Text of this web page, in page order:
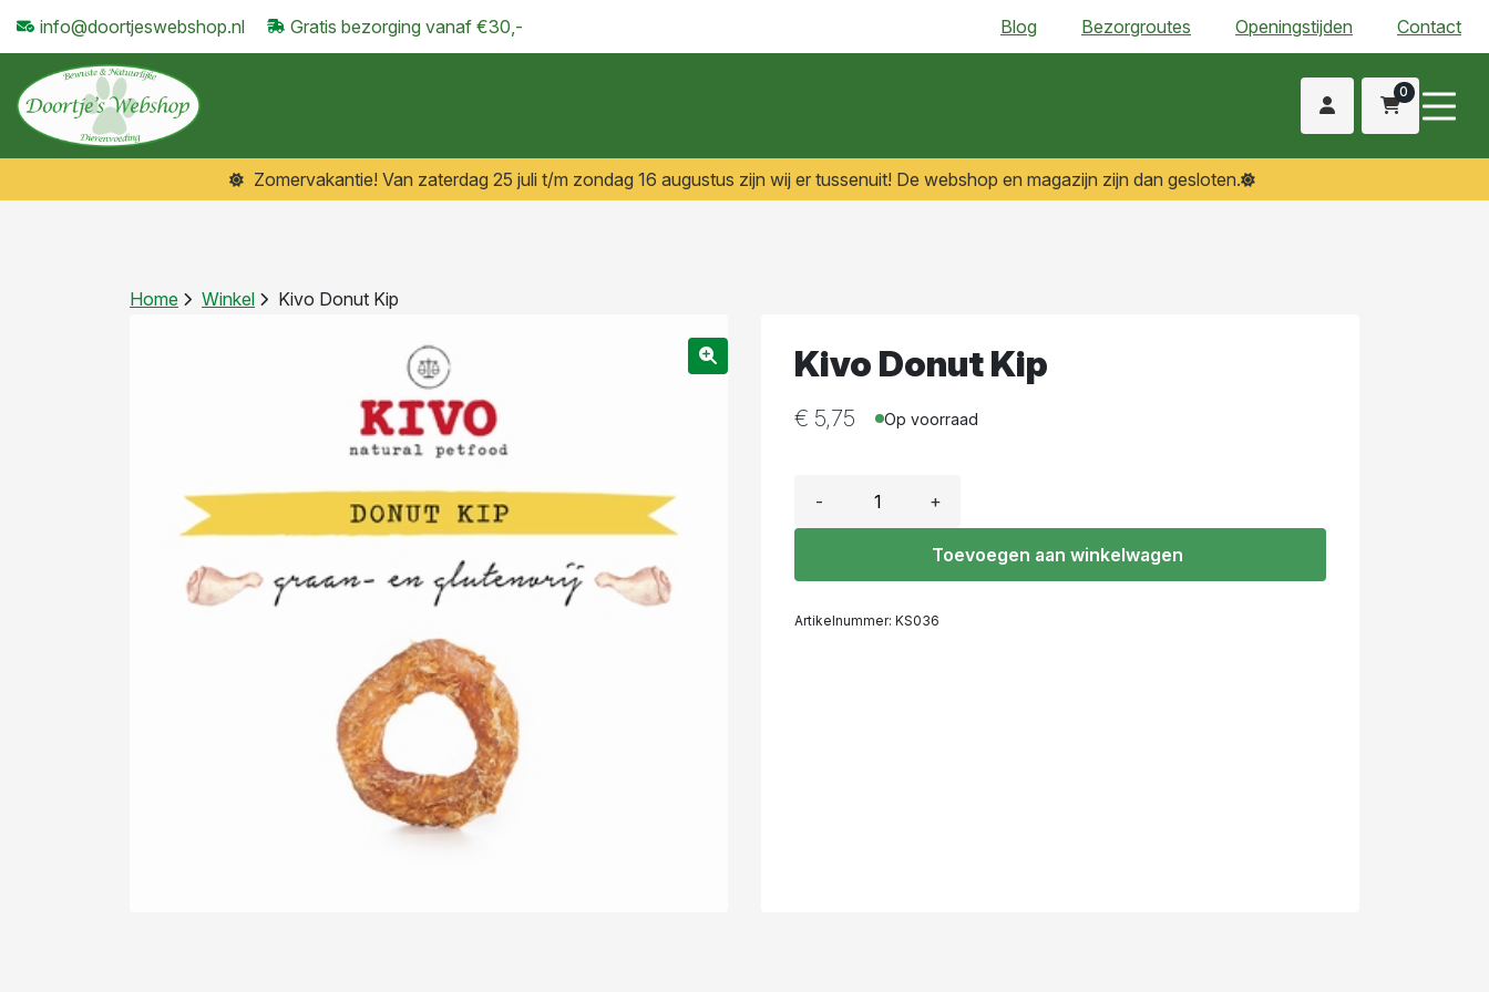
info@doortjeswebshop.nl Gratis bezorging vanaf €30,- Blog Bezorgroutes Openingstijden Contact
0
Zomervakantie! Van zaterdag 25 juli t/m zondag 16 augustus zijn wij er tussenuit! De webshop en magazijn zijn dan gesloten.
Home Winkel Kivo Donut Kip
Kivo Donut Kip
€ 5,75 Op voorraad
- +
Toevoegen aan winkelwagen
Artikelnummer: KS036